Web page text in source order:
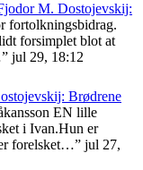
M. Dostojevskij:
fortolkningsbidrag.
forsimplet blot at
” jul 29, 18:12
Brødrene
EN lille
i Ivan.Hun er
forelsket…” jul 27,